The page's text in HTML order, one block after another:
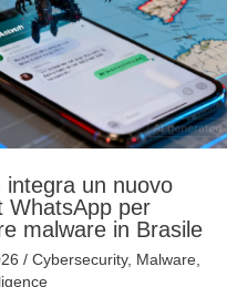
integra un nuovo
WhatsApp per
malware in Brasile
/ Cybersecurity, Malware,